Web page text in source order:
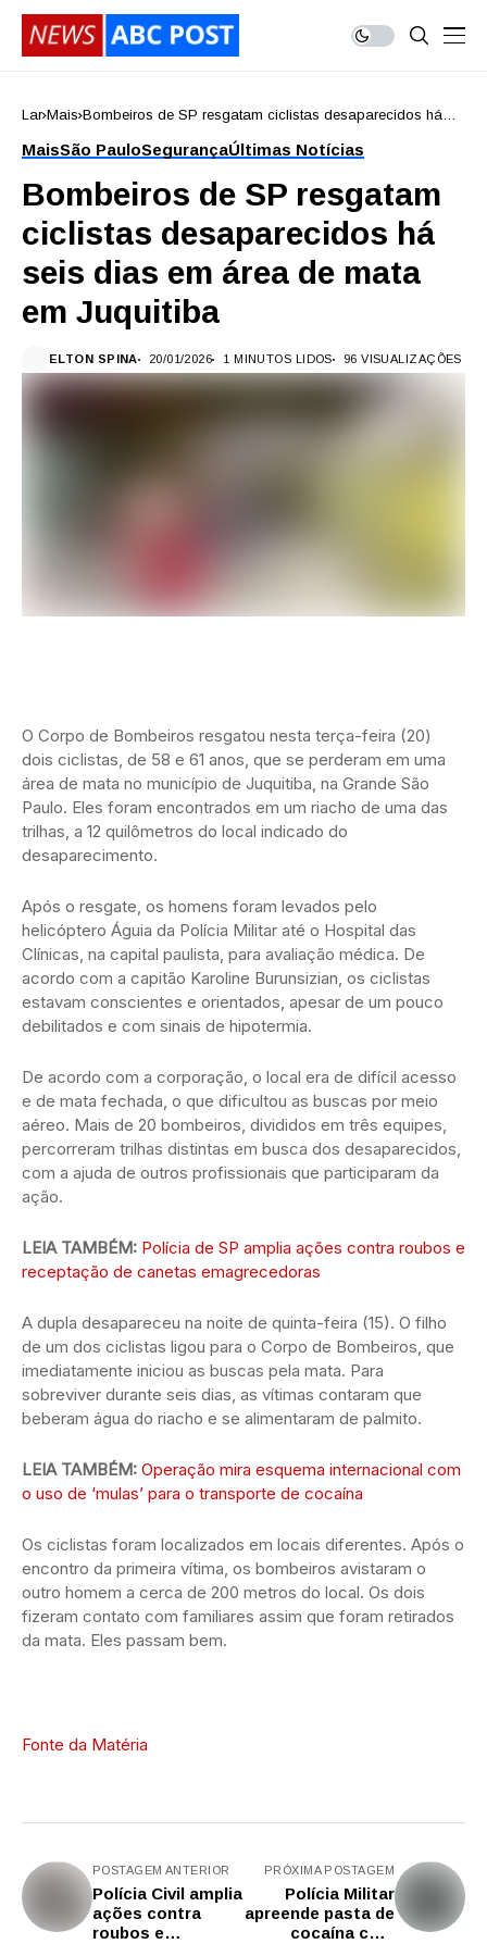
Lar Mais Bombeiros de SP resgatam ciclistas desaparecidos há
MaisSão PauloSegurançaÚltimas Notícias
Bombeiros de SP resgatam
ciclistas desaparecidos há
seis dias em área de mata
em Juquitiba
ELTON SPINA 20/01/2026 1 MINUTOS LIDOS 96 VISUALIZAÇÕES
O Corpo de Bombeiros resgatou nesta terça-feira (20)
dois ciclistas, de 58 e 61 anos, que se perderam em uma
área de mata no município de Juquitiba, na Grande São
Paulo. Eles foram encontrados em um riacho de uma das
trilhas, a 12 quilômetros do local indicado do
desaparecimento.
Após o resgate, os homens foram levados pelo
helicóptero Águia da Polícia Militar até o Hospital das
Clínicas, na capital paulista, para avaliação médica. De
acordo com a capitão Karoline Burunsizian, os ciclistas
estavam conscientes e orientados, apesar de um pouco
debilitados e com sinais de hipotermia.
De acordo com a corporação, o local era de difícil acesso
e de mata fechada, o que dificultou as buscas por meio
aéreo. Mais de 20 bombeiros, divididos em três equipes,
percorreram trilhas distintas em busca dos desaparecidos,
com a ajuda de outros profissionais que participaram da
ação.
LEIA TAMBÉM: Polícia de SP amplia ações contra roubos e
receptação de canetas emagrecedoras
A dupla desapareceu na noite de quinta-feira (15). O filho
de um dos ciclistas ligou para o Corpo de Bombeiros, que
imediatamente iniciou as buscas pela mata. Para
sobreviver durante seis dias, as vítimas contaram que
beberam água do riacho e se alimentaram de palmito.
LEIA TAMBÉM: Operação mira esquema internacional com
o uso de ‘mulas’ para o transporte de cocaína
Os ciclistas foram localizados em locais diferentes. Após o
encontro da primeira vítima, os bombeiros avistaram o
outro homem a cerca de 200 metros do local. Os dois
fizeram contato com familiares assim que foram retirados
da mata. Eles passam bem.
Fonte da Matéria
POSTAGEM ANTERIOR
Polícia Civil amplia
ações contra
roubos e
PRÓXIMA POSTAGEM
Polícia Militar
apreende pasta de
cocaína com